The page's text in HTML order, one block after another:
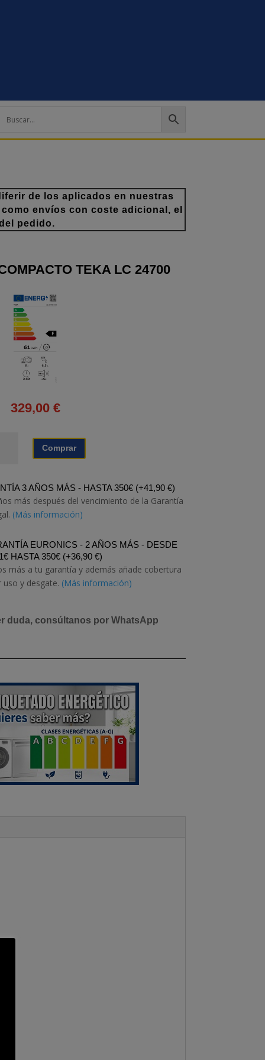
de los aplicados en nuestras
envíos con coste adicional, el
pedido.
TEKA LC 24700
329,00 €
Comprar
3 AÑOS MÁS - HASTA 350€ (+41,90 €)
más después del vencimiento de la Garantía
(Más información)
EURONICS - 2 AÑOS MÁS - DESDE
HASTA 350€ (+36,90 €)
más a tu garantía y además añade cobertura
y desgate. (Más información)
duda, consúltanos por WhatsApp